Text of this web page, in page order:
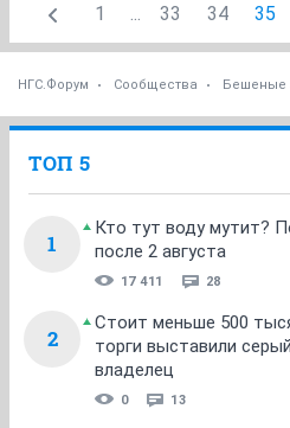
1 ... 33 34 35
НГС.Форум Сообщества Бешеные
ТОП 5
1
Кто тут воду мутит?
после 2 августа
17 411 28
2
Стоит меньше 500
торги выставили
владелец
0 13